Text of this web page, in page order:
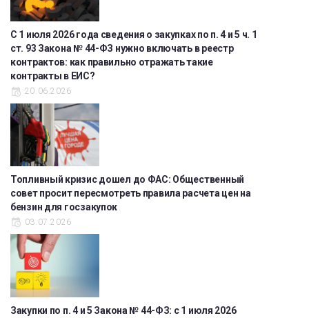
С 1 июля 2026 года сведения о закупках по п. 4 и 5 ч. 1
ст. 93 Закона № 44-ФЗ нужно включать в реестр
контрактов: как правильно отражать такие
контракты в ЕИС?
20.06.2026
Топливный кризис дошел до ФАС: Общественный
совет просит пересмотреть правила расчета цен на
бензин для госзакупок
03.07.2026
Закупки по п. 4 и 5 Закона № 44-ФЗ: с 1 июля 2026